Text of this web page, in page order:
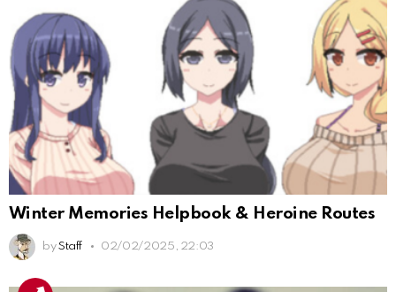
Winter Memories Helpbook & Heroine Routes
by Staff 02/02/2025, 22:03